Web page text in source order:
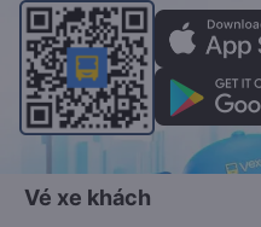
Vé xe khách